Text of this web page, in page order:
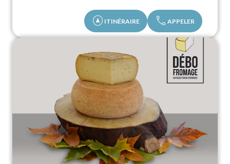
assistant_navigation ITINÉRAIRE call APPELER